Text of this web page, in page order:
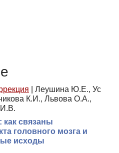
Леушина Ю.Е., Ус
К.И., Львова О.А.,
И.В.
как связаны
головного мозга и
исходы